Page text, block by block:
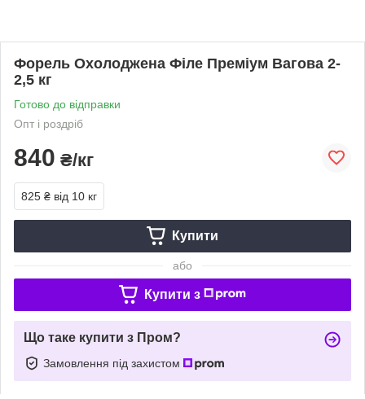
Форель Охолоджена Філе Преміум Вагова 2-
2,5 кг
Готово до відправки
Опт і роздріб
840 ₴/кг
825 ₴ від 10 кг
Купити
або
Купити з
Що таке купити з Пром?
Замовлення під захистом